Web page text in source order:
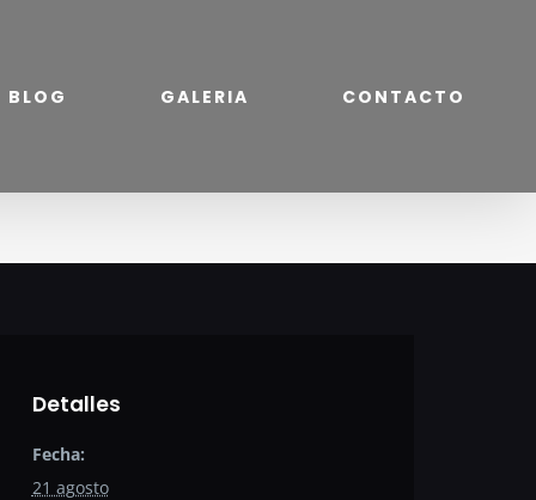
BLOG GALERIA CONTACTO
Detalles
Fecha:
21 agosto